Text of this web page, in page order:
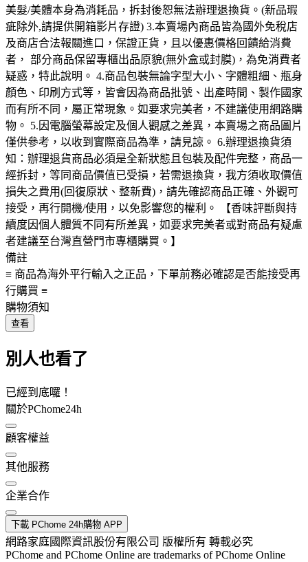
美髮/美體本身為消耗品，拆封後恕無法辦理退換貨。(新品瑕
疵除外,請提供開箱影片存證) 3.本賣場內商品皆為國外免稅店
及商店合法報關進口，保證正貨，且以優惠價格回饋給消費
者， 部分商品保留專櫃出品原貌(無外盒或封膜)，為免消費者
疑惑，特此說明。 4.商品包裝無論字型大小、字體粗細、瓶身
顏色、印刷方式等，皆會因為商品批號、出產時間、製作國家
而有所不同，屬正常現象。如要求完美者，不建議使用網路購
物。 5.因電腦螢幕設定及個人觀感之差異，本賣場之商品圖片
僅供參考，以收到實際商品為準，請見諒。 6.辦理退換貨須
知：辦理退貨商品必須是全新狀態且包裝及配件完整，商品一
經拆封，等同商品價值已受損，若需退換貨，我方須收取價值
損失之費用(回復原狀、整新費)，請先確認商品正確、外觀可
接受，再行開機/使用，以免影響您的權利。 【香味評斷與持
續度因個人體質不同有所差異，如要求完美者或對商品有疑慮
者建議至台灣直營門市專櫃購買。】
備註
≡ 商品為海外平行輸入之正品，下單前務必確認是否能接受再
行購買 ≡
購物須知
查看
別人也看了
已經到底囉！
關於PChome24h
顧客權益
其他服務
企業合作
下載 PChome 24h購物 APP
網路家庭國際資訊股份有限公司 版權所有 轉載必究
PChome and PChome Online are trademarks of PChome Online